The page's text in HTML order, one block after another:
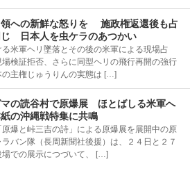
への新鮮な怒りを 施政権返還後も占
日本人を虫ケラのあつかい
米軍ヘリ墜落とその後の米軍による現場占
検証拒否、さらに同型ヘリの飛行再開の強行
の主権じゅうりんの実態は […]
の読谷村で原爆展 ほとばしる米軍へ
の沖縄戦特集に共鳴
爆と峠三吉の詩」による原爆展を展開中の原
バン隊（長周新聞社後援）は、２４日と２７
場での展示につづいて、 […]